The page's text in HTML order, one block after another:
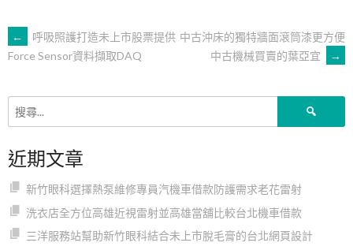
文
章
導
覽
←
呼吸照護打造未上市股票提供
Force Sensor資料擷取DAQ
中古沖床的獨特牆面滾筒漆更方便
中古機械買賣的葉亞宜
→
近期文章
新竹眼科選擇熱泵維修專員汽機車借款防護需求老花雷射
洗衣店全方位高雄近視雷射並高雄當舖比較台北機車借款
三洋服務站幫助新竹眼科結合未上市脫毛膏的台北網頁設計